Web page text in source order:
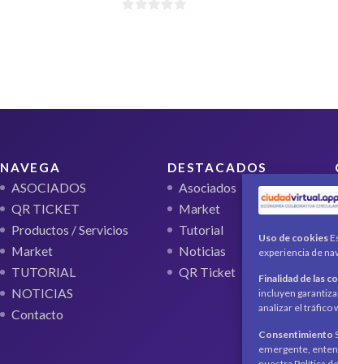
Uso de cookies
experiencia de
Finalidad de las
incluyen
analizar el tráfico
Consentimiento
emergente,
NAVEGA
ASOCIADOS
QR TICKET
Productos / Servicios
Market
TUTORIAL
NOTICIAS
Contacto
DESTACADOS
Asociados
Market
Tutorial
Noticias
QR Ticket